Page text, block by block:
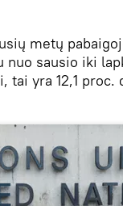
metų
nuo sausio iki
yra 12,1 proc.